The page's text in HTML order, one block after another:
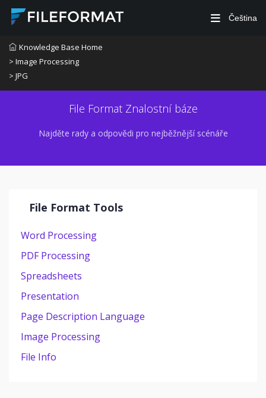
Čeština
Knowledge Base Home
> Image Processing
> JPG
File Format Znalostní báze
Najděte rady a odpovědi pro nejběžnější scénáře
File Format Tools
Word Processing
PDF Processing
Spreadsheets
Presentation
Page Description Language
Image Processing
File Info